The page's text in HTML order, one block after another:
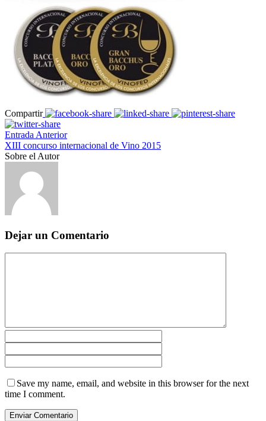
Compartir
Entrada Anterior
XIII concurso internacional de Vino 2015
Sobre el Autor
Dejar un Comentario
Save my name, email, and website in this browser for the next
time I comment.